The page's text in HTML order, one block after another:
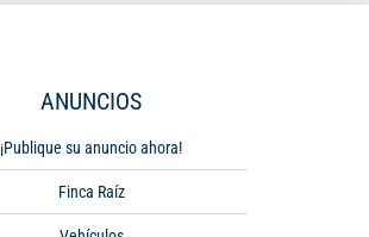
ANUNCIOS
¡Publique su anuncio ahora!
Finca Raíz